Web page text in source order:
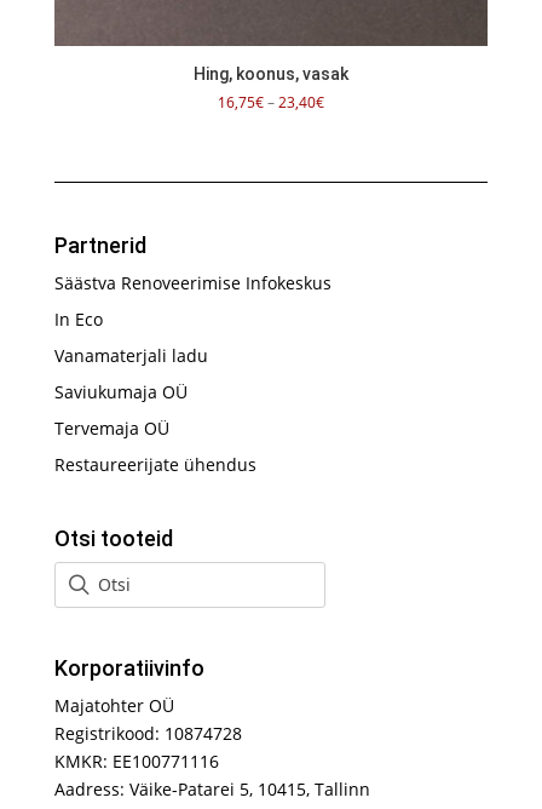
Hing, koonus, vasak
16,75€–23,40€Hinnavahemik:
Partnerid
Säästva Renoveerimise Infokeskus
In Eco
Vanamaterjali ladu
Saviukumaja OÜ
Tervemaja OÜ
Restaureerijate ühendus
Otsi tooteid
Korporatiivinfo
Majatohter OÜ
Registrikood: 10874728
KMKR: EE100771116
Aadress: Väike-Patarei 5, 10415, Tallinn